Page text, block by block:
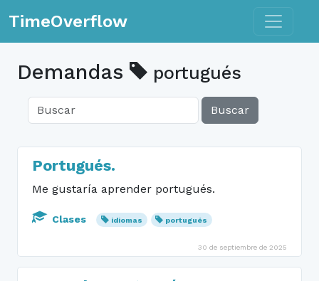
TimeOverflow Toggle
Demandas portugués
Buscar
Portugués.
Me gustaría aprender portugués.
Clases idiomas portugués
30 de septiembre de 2025